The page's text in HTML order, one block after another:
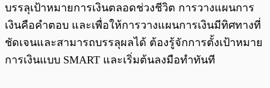
บรรลุเป้าหมายการเงินตลอดช่วงชีวิต การวางแผนการ
เงินคือคำตอบ และเพื่อให้การวางแผนการเงินมีทิศทางที่
ชัดเจนและสามารถบรรลุผลได้ ต้องรู้จักการตั้งเป้าหมาย
การเงินแบบ SMART และเริ่มต้นลงมือทำทันที